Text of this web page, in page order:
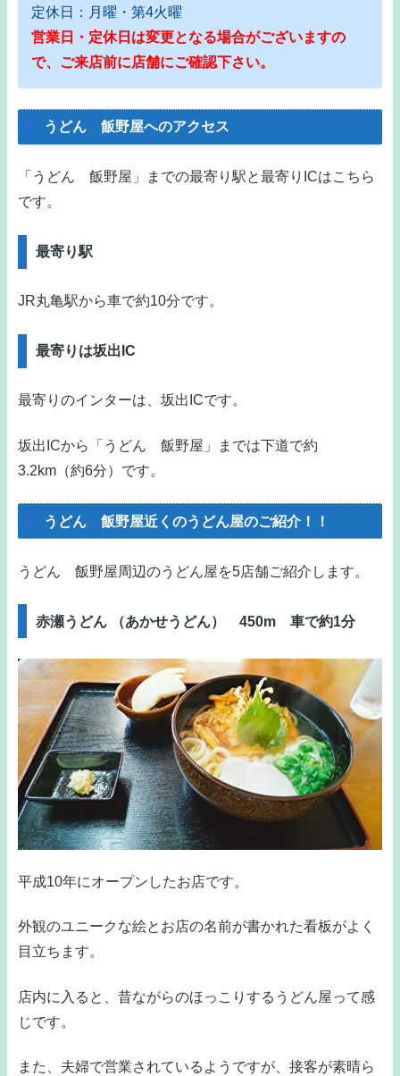
定休日：月曜・第4火曜
営業日・定休日は変更となる場合がございますの
で、ご来店前に店舗にご確認下さい。
うどん 飯野屋へのアクセス
「うどん 飯野屋」までの最寄り駅と最寄りICはこちら
です。
最寄り駅
JR丸亀駅から車で約10分です。
最寄りは坂出IC
最寄りのインターは、坂出ICです。
坂出ICから「うどん 飯野屋」までは下道で約
3.2km（約6分）です。
うどん 飯野屋近くのうどん屋のご紹介！！
うどん 飯野屋周辺のうどん屋を5店舗ご紹介します。
赤瀬うどん （あかせうどん） 450m 車で約1分
平成10年にオープンしたお店です。
外観のユニークな絵とお店の名前が書かれた看板がよく
目立ちます。
店内に入ると、昔ながらのほっこりするうどん屋って感
じです。
また、夫婦で営業されているようですが、接客が素晴ら